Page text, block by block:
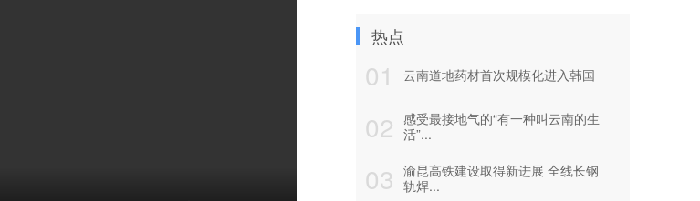
热点
01 云南道地药材首次规模化进入韩国
02
感受最接地气的“有一种叫云南的生
活”...
03 渝昆高铁建设取得新进展 全线长钢
轨焊...